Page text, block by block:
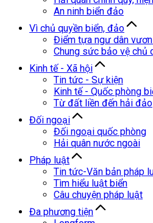
An ninh biển đảo
Vì chủ quyền biển, đảo
Điểm tựa ngư dân
Chung sức bảo vệ chủ
Kinh tế - Xã hội
Tin tức - Sự kiện
Kinh tế - Quốc phòng
Từ đất liền đến hải đảo
Đối ngoại
Đối ngoại quốc phòng
Hải quân nước ngoài
Pháp luật
Tin tức-Văn bản pháp
Tìm hiểu luật biển
Câu chuyện pháp luật
Đa phương tiện